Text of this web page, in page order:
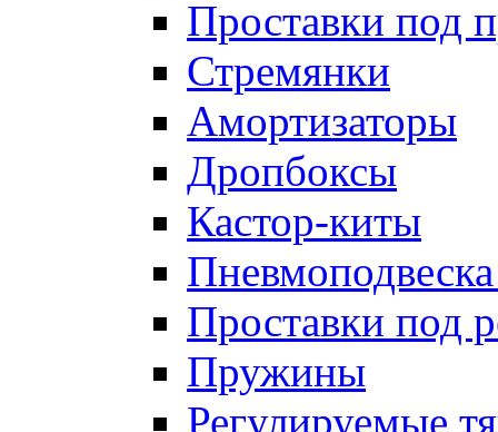
Проставки под
Стремянки
Амортизаторы
Дропбоксы
Кастор-киты
Проставки под
Пружины
Регулируемые